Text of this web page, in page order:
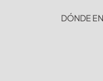
DÓNDE